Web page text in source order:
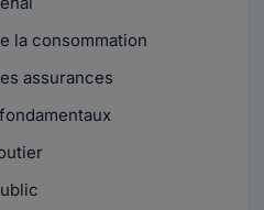
la consommation
assurances